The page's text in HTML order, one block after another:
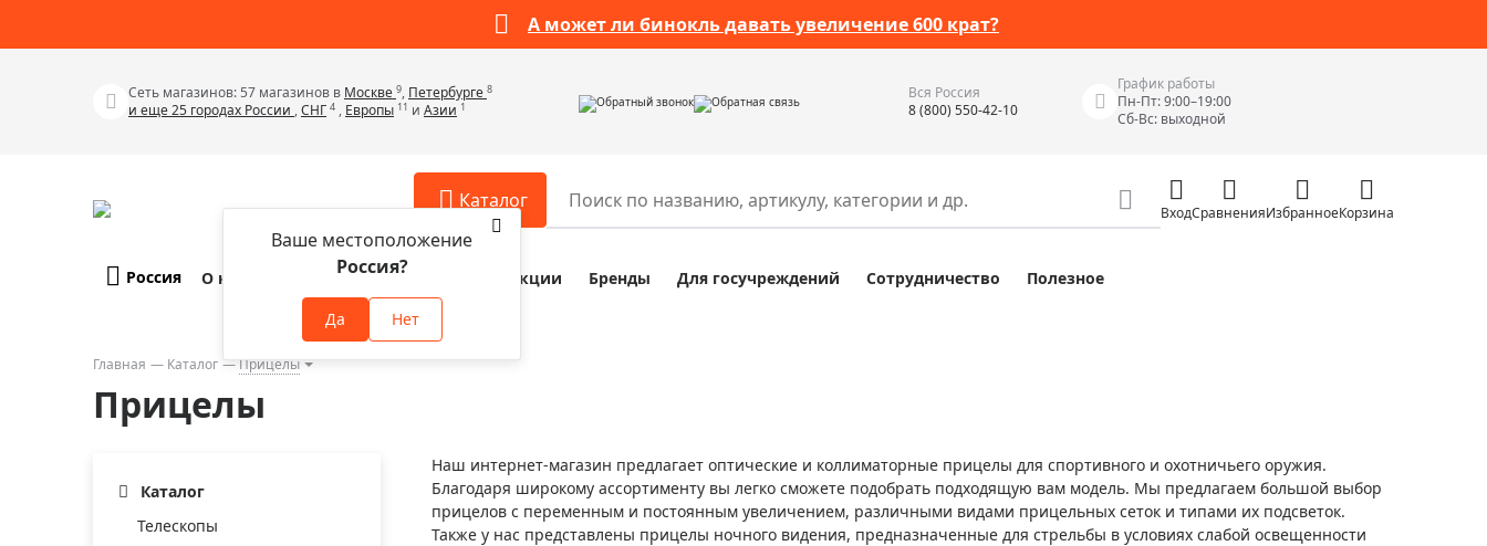
А может ли бинокль давать увеличение 600 крат?
Сеть магазинов: 57 магазинов в Москве 9, Петербурге 8
и еще 25 городах России ,СНГ 4 , Европы 11 и Азии 1 Обратный звонок Обратная связь
Вся Россия
8 (800) 550-42-10
График работы
Пн-Пт: 9:00–19:00
Сб-Вс: выходной
Каталог
Телескопы
Бинокли
Зрительные трубы
Монокуляры
Приборы ночного видения
Аксессуары для микроскопов
Аксессуары для луп
Аксессуары для приборов ночного
видения
Разное
Глобусы
Глобусы интерактивные
Лазерные дальномеры
Измерительные инструменты
Приборы неразрушающего контроля
Приборы теплового контроля
Приборы для обслуживания сетей
ВходСравненияИзбранноеКорзина
Россия
Ваше местоположение
Россия?
Да Нет
О компании Оплата и доставка Акции Бренды Для госучреждений Сотрудничество Полезное
Главная Каталог Прицелы
Прицелы
Каталог
Телескопы
Наш интернет-магазин предлагает оптические и коллиматорные прицелы для спортивного и охотничьего оружия.
Благодаря широкому ассортименту вы легко сможете подобрать подходящую вам модель. Мы предлагаем большой выбор
прицелов с переменным и постоянным увеличением, различными видами прицельных сеток и типами их подсветок.
Также у нас представлены прицелы ночного видения, предназначенные для стрельбы в условиях слабой освещенности